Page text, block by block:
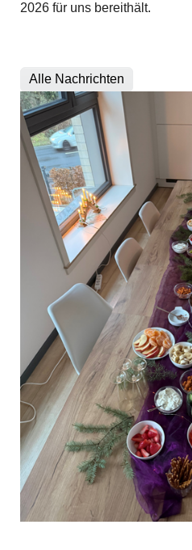
2026 für uns bereithält.
Alle Nachrichten